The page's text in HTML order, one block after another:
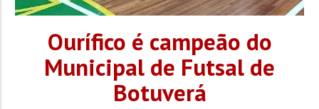
Ourífico é campeão do
Municipal de Futsal de
Botuverá